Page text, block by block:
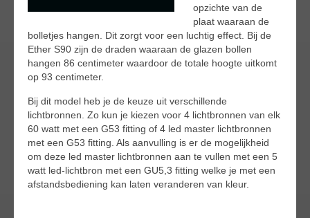
opzichte van de
plaat waaraan de
bolletjes hangen. Dit zorgt voor een luchtig effect. Bij de
Ether S90 zijn de draden waaraan de glazen bollen
hangen 86 centimeter waardoor de totale hoogte uitkomt
op 93 centimeter.
Bij dit model heb je de keuze uit verschillende
lichtbronnen. Zo kun je kiezen voor 4 lichtbronnen van elk
60 watt met een G53 fitting of 4 led master lichtbronnen
met een G53 fitting. Als aanvulling is er de mogelijkheid
om deze led master lichtbronnen aan te vullen met een 5
watt led-lichtbron met een GU5,3 fitting welke je met een
afstandsbediening kan laten veranderen van kleur.